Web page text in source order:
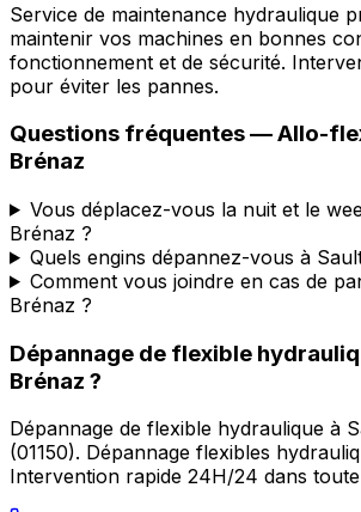
Service de maintenance hydraulique
maintenir vos machines en bonnes
fonctionnement et de sécurité.
pour éviter les pannes.
Questions fréquentes —Allo-
Brénaz
Vous déplacez-vous la nuit et le
Brénaz ?
Quels engins dépannez-vous à
Comment vous joindre en cas de
Brénaz ?
Dépannage de flexible
Brénaz ?
Dépannage de flexible hydraulique à
(01150). Dépannage flexibles
Intervention rapide 24H/24 dans